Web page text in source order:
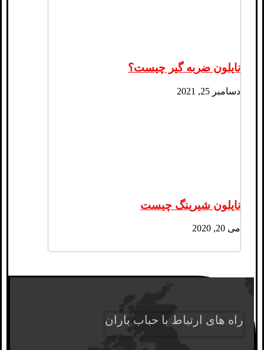
نایلون ضربه گیر چیست؟
دسامبر 25, 2021
نایلون شیرینگ چیست
می 20, 2020
راه های ارتباط با حباب باران